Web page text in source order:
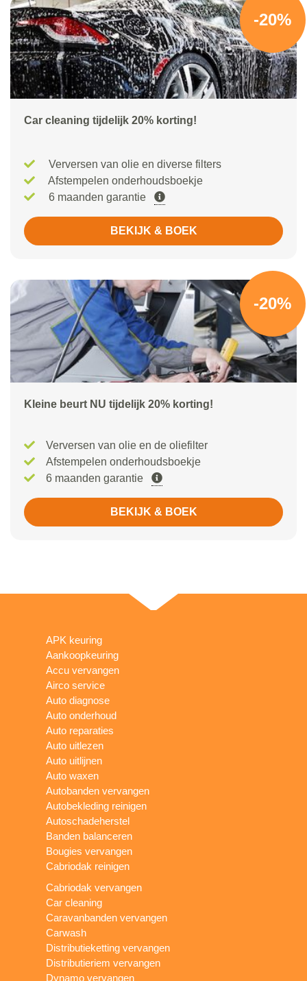
-20%
Car cleaning tijdelijk 20% korting!
Verversen van olie en diverse filters
Afstempelen onderhoudsboekje
6 maanden garantie
BEKIJK & BOEK
-20%
Kleine beurt NU tijdelijk 20% korting!
Verversen van olie en de oliefilter
Afstempelen onderhoudsboekje
6 maanden garantie
BEKIJK & BOEK
APK keuring
Aankoopkeuring
Accu vervangen
Airco service
Auto diagnose
Auto onderhoud
Auto reparaties
Auto uitlezen
Auto uitlijnen
Auto waxen
Autobanden vervangen
Autobekleding reinigen
Autoschadeherstel
Banden balanceren
Bougies vervangen
Cabriodak reinigen
Cabriodak vervangen
Car cleaning
Caravanbanden vervangen
Carwash
Distributieketting vervangen
Distributieriem vervangen
Dynamo vervangen